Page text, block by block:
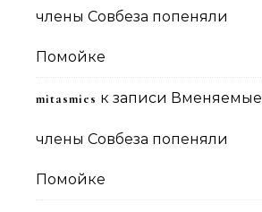
члены Совбеза попеняли
Помойке
mitasmies к записи Вменяемые
члены Совбеза попеняли
Помойке